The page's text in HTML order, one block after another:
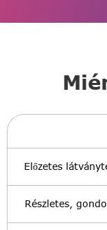
Előzetes
Részletes,